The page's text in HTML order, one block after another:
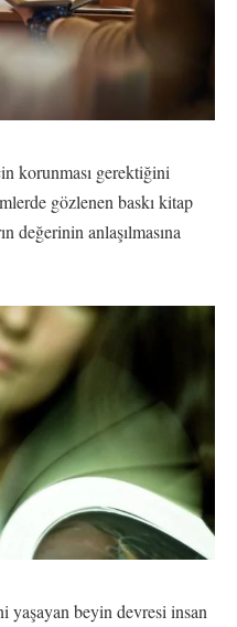
korunması gerektiğini
gözlenen baskı kitap
değerinin anlaşılmasına
yaşayan beyin devresi insan